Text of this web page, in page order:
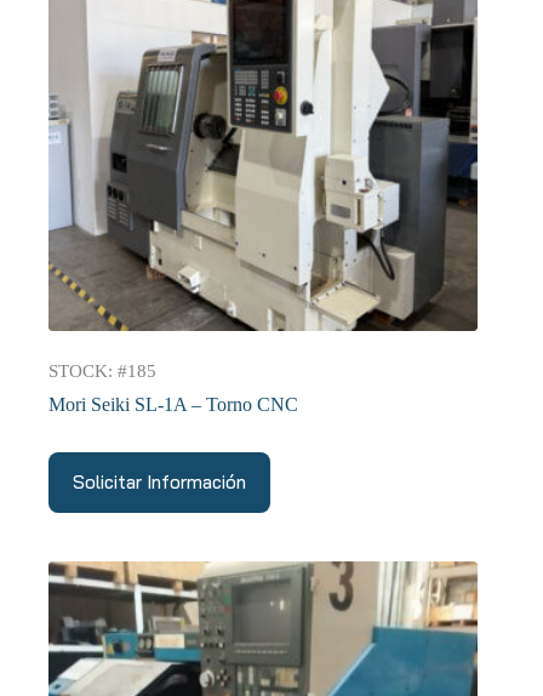
STOCK: #185
Mori Seiki SL-1A – Torno CNC
Solicitar Información